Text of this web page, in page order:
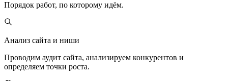
Порядок работ, по которому идём.
Анализ сайта и ниши
Проводим аудит сайта, анализируем конкурентов и
определяем точки роста.